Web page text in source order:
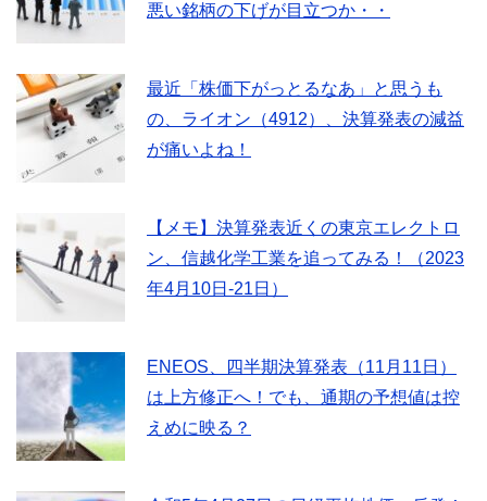
悪い銘柄の下げが目立つか・・
最近「株価下がっとるなあ」と思うも
の、ライオン（4912）、決算発表の減益
が痛いよね！
【メモ】決算発表近くの東京エレクトロ
ン、信越化学工業を追ってみる！（2023
年4月10日-21日）
ENEOS、四半期決算発表（11月11日）
は上方修正へ！でも、通期の予想値は控
えめに映る？